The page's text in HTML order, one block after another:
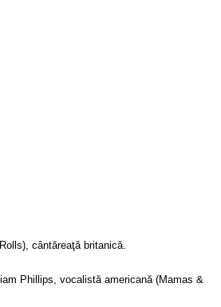
cântăreaţă britanică.
Phillips, vocalistă americană (Mamas &